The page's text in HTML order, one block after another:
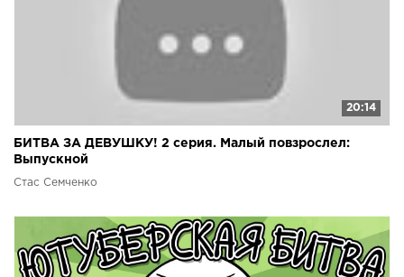
20:14
БИТВА ЗА ДЕВУШКУ! 2 серия. Малый повзрослел:
Выпускной
Стас Семченко